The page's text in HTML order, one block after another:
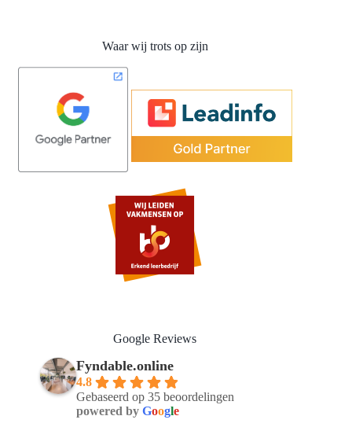
Waar wij trots op zijn
Google Reviews
Fyndable.online
4.8
Gebaseerd op 35 beoordelingen
powered byGoogle